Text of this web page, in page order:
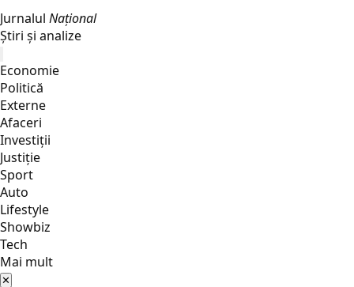
Jurnalul Național
Știri și analize
Economie
Politică
Externe
Afaceri
Investiții
Justiţie
Sport
Auto
Lifestyle
Showbiz
Tech
Mai mult
✕